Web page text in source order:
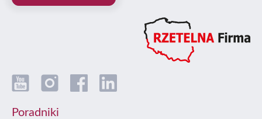
Poradniki